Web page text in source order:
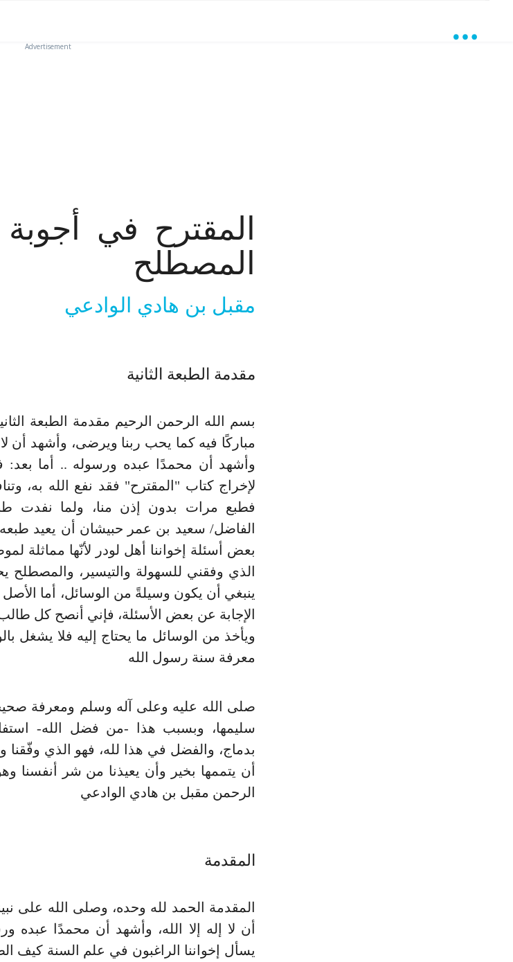
Advertisement
المقترح في
المصطلح
مقبل بن هادي الوادعي
مقدمة الطبعة الثانية
بسم الله الرحمن الرحيم مقدمة الطبعة
مباركًا فيه كما يحب ربنا ويرضى، وأشهد أن لا
وأشهد أن محمدًا عبده ورسوله .. أما بعد:
لإخراج كتاب "المقترح" فقد نفع الله به،
فطبع مرات بدون إذن منا، ولما نفدت
الفاضل/ سعيد بن عمر حبيشان أن يعيد
بعض أسئلة إخواننا أهل لودر لأنّها مماثلة
الذي وفقني للسهولة والتيسير، والمصطلح
ينبغي أن يكون وسيلةً من الوسائل، أما
الإجابة عن بعض الأسئلة، فإني أنصح كل
ويأخذ من الوسائل ما يحتاج إليه فلا يشغل
معرفة سنة رسول الله
صلى الله عليه وعلى آله وسلم ومعرفة
سليمها، وبسبب هذا -من فضل الله-
بدماج، والفضل في هذا لله، فهو الذي وفّقنا
أن يتممها بخير وأن يعيذنا من شر أنفسنا
الرحمن مقبل بن هادي الوادعي
المقدمة
المقدمة الحمد لله وحده، وصلى الله على
أن لا إله إلا الله، وأشهد أن محمدًا عبده
يسأل إخواننا الراغبون في علم السنة كيف